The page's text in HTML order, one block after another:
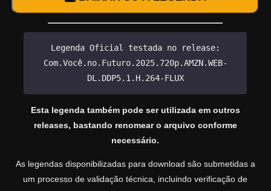
Legenda Oficial testada no release:
Com.Você.no.Futuro.2025.720p.AMZN.WEB-
DL.DDP5.1.H.264-FLUX
Esta legenda também pode ser utilizada em outros
releases, bastando renomear o arquivo conforme
necessário.
As legendas disponibilizadas para download são submetidas a
um processo de validação técnica, incluindo verificação de